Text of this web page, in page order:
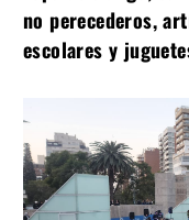
no perecederos,
escolares y